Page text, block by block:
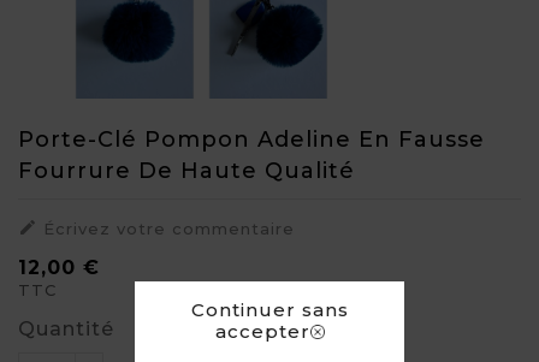
Continuer sans
accepter
Porte-Clé Pompon Adeline En Fausse
Fourrure De Haute Qualité
 Écrivez votre commentaire
12,00 €
TTC
Quantité